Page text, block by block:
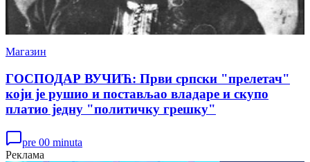
Магазин
ГОСПОДАР ВУЧИЋ: Први српски "прелетач"
који је рушио и постављао владаре и скупо
платио једну "политичку грешку"
pre 00 minuta
Реклама